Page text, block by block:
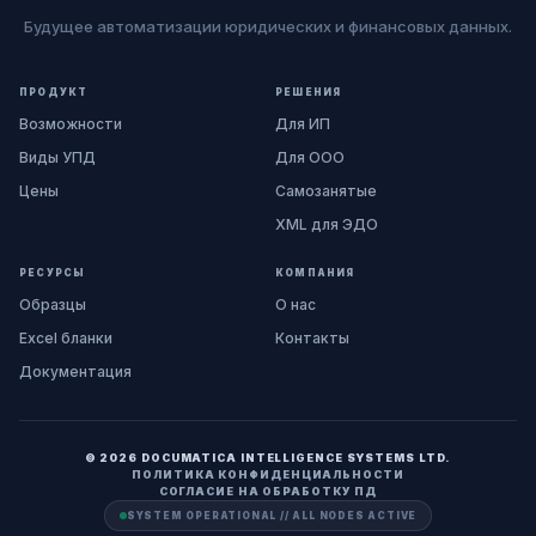
Будущее автоматизации юридических и финансовых данных.
ПРОДУКТ
Возможности
Виды УПД
Цены
РЕШЕНИЯ
Для ИП
Для ООО
Самозанятые
XML для ЭДО
РЕСУРСЫ
Образцы
Excel бланки
Документация
КОМПАНИЯ
О нас
Контакты
© 2026 DOCUMATICA INTELLIGENCE SYSTEMS LTD.
ПОЛИТИКА КОНФИДЕНЦИАЛЬНОСТИ
СОГЛАСИЕ НА ОБРАБОТКУ ПД
SYSTEM OPERATIONAL // ALL NODES ACTIVE